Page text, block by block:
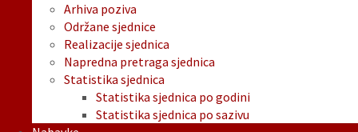
Arhiva poziva
Održane sjednice
Realizacije sjednica
Napredna pretraga sjednica
Statistika sjednica
Statistika sjednica po godini
Statistika sjednica po sazivu